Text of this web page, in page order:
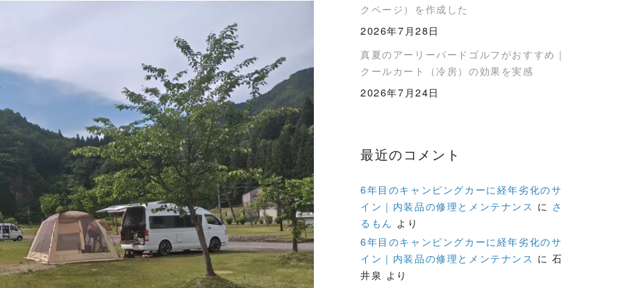
クページ）を作成した
2026年7月28日
真夏のアーリーバードゴルフがおすすめ｜
クールカート（冷房）の効果を実感
2026年7月24日
最近のコメント
6年目のキャンピングカーに経年劣化のサ
イン｜内装品の修理とメンテナンス に さ
るもん より
6年目のキャンピングカーに経年劣化のサ
イン｜内装品の修理とメンテナンス に石
井泉 より